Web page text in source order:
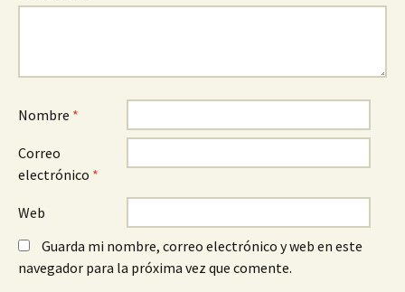
Nombre *
Correo
electrónico *
Web
Guarda mi nombre, correo electrónico y web en este
navegador para la próxima vez que comente.